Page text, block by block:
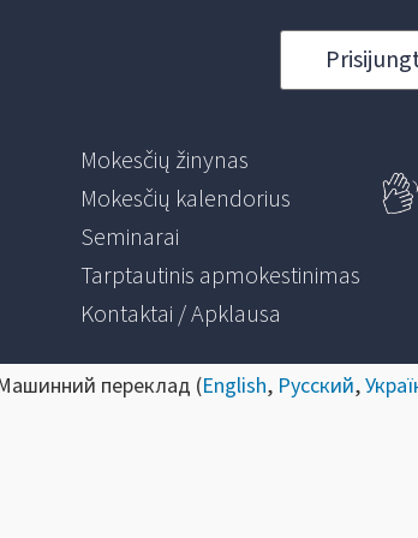
Mokesčių žinynas
Mokesčių kalendorius
Seminarai
Tarptautinis apmokestinimas
Kontaktai / Apklausa
переклад (English, Русский,